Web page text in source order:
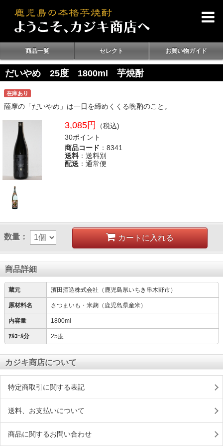
商品一覧 セレクト お買い物ガイド
だいやめ 25度 1800ml 芋焼酎
在庫あり
薩摩の「だいやめ」は一日を締めくくる晩酌のこと。
3,085円
（税込)
30ポイント
商品コード ：8341
送料 ：送料別
配送 ：通常便
数量： カートに入れる
商品詳細
蔵元 濱田酒造株式会社（鹿児島県いちき串木野市）
原材料名 さつまいも・米麹（鹿児島県産米）
内容量 1800ml
ｱﾙｺｰﾙ分 25度
カジキ商店について
特定商取引に関する表記
送料、お支払いについて
商品に関するお問い合わせ